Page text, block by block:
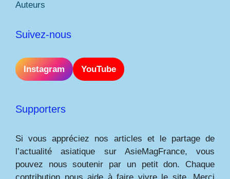
Auteurs
Suivez-nous
Instagram YouTube
Supporters
Si vous appréciez nos articles et le partage de
l’actualité asiatique sur AsieMagFrance, vous
pouvez nous soutenir par un petit don. Chaque